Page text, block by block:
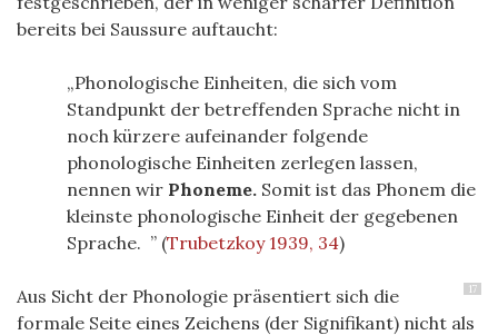
bereits bei Saussure auftaucht:
Phonologische Einheiten, die sich vom
Standpunkt der betreffenden Sprache nicht in
noch kürzere aufeinander folgende
phonologische Einheiten zerlegen lassen,
nennen wir Phoneme. Somit ist das Phonem die
kleinste phonologische Einheit der gegebenen
Sprache.
(Trubetzkoy 1939, 34)
17
Aus Sicht der Phonologie präsentiert sich die
formale Seite eines Zeichens (der Signifikant) nicht als